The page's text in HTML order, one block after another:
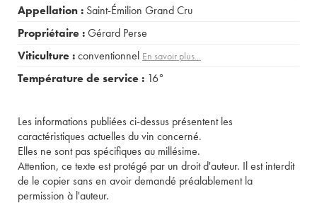
Appellation : Saint-Émilion Grand Cru
Propriétaire :Gérard Perse
Viticulture :conventionnel En savoir plus...
Température de service : 16°
Les informations publiées ci-dessus présentent les
caractéristiques actuelles du vin concerné.
Elles ne sont pas spécifiques au millésime.
Attention, ce texte est protégé par un droit d'auteur. Il est interdit
de le copier sans en avoir demandé préalablement la
permission à l'auteur.